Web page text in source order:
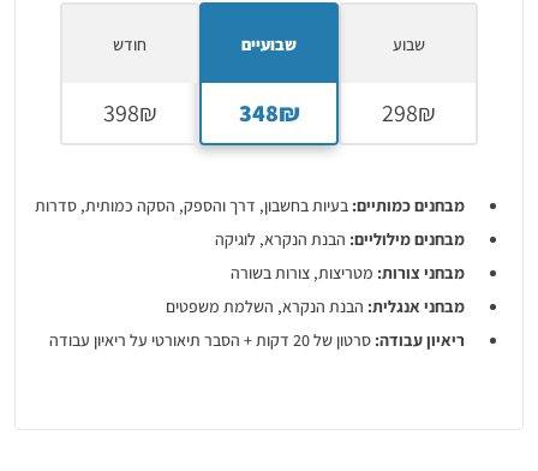
שבוע שבועיים
‏348₪
חודש
מבחנים כמותיים: בעיות בחשבון, דרך והספק, הסקה כמותית, סדרות
מבחנים מילוליים: הבנת הנקרא, לוגיקה
מבחני צורות: מטריצות, צורות בשורה
מבחני אנגלית: הבנת הנקרא, השלמת משפטים
ריאיון עבודה: סרטון של 20 דקות + הסבר תיאורטי על ריאיון עבודה